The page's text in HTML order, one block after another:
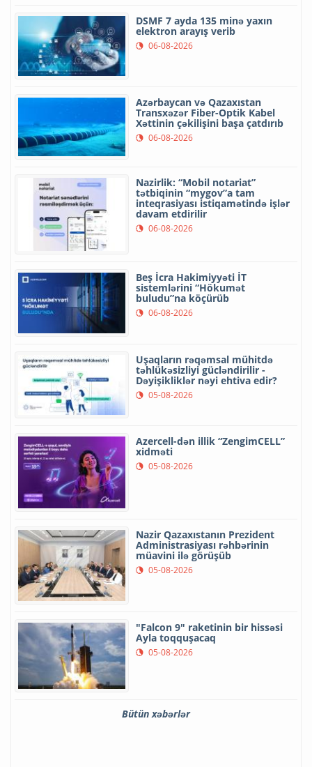
DSMF 7 ayda 135 minə yaxın
elektron arayış verib
06-08-2026
Azərbaycan və Qazaxıstan
Transxəzər Fiber-Optik Kabel
Xəttinin çəkilişini başa çatdırıb
06-08-2026
Nazirlik: “Mobil notariat”
tətbiqinin “mygov”a tam
inteqrasiyası istiqamətində işlər
davam etdirilir
06-08-2026
Beş İcra Hakimiyyəti İT
sistemlərini “Hökumət
buludu”na köçürüb
06-08-2026
Uşaqların rəqəmsal mühitdə
təhlükəsizliyi gücləndirilir -
Dəyişikliklər nəyi ehtiva edir?
05-08-2026
Azercell-dən illik “ZengimCELL”
xidməti
05-08-2026
Nazir Qazaxıstanın Prezident
Administrasiyası rəhbərinin
müavini ilə görüşüb
05-08-2026
"Falcon 9" raketinin bir hissəsi
Ayla toqquşacaq
05-08-2026
Bütün xəbərlər